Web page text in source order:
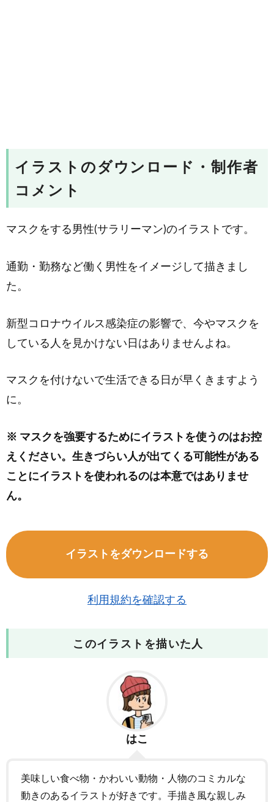
イラストのダウンロード・制作者
コメント
マスクをする男性(サラリーマン)のイラストです。
通勤・勤務など働く男性をイメージして描きまし
た。
新型コロナウイルス感染症の影響で、今やマスクを
している人を見かけない日はありませんよね。
マスクを付けないで生活できる日が早くきますよう
に。
※ マスクを強要するためにイラストを使うのはお控
えください。生きづらい人が出てくる可能性がある
ことにイラストを使われるのは本意ではありませ
ん。
イラストをダウンロードする
利用規約を確認する
このイラストを描いた人
はこ
美味しい食べ物・かわいい動物・人物のコミカルな
動きのあるイラストが好きです。手描き風な親しみ